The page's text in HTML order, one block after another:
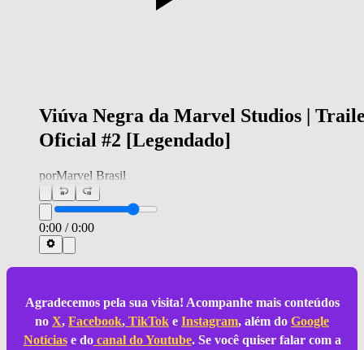
Viúva Negra da Marvel Studios |
Oficial #2 [Legendado]
porMarvel Brasil
0:00 /0:00
Agradecemos pela sua visita! Acompanhe mais conteúdos
no X, Facebook, TikTok e Instagram, além do Google
Notíciase docanal do Youtube. Se você quiser falar com a